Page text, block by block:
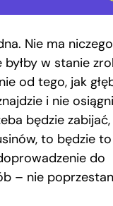
Nie ma
w stanie
od tego, jak
i nie
będzie zabijać,
to będzie to
do
– nie